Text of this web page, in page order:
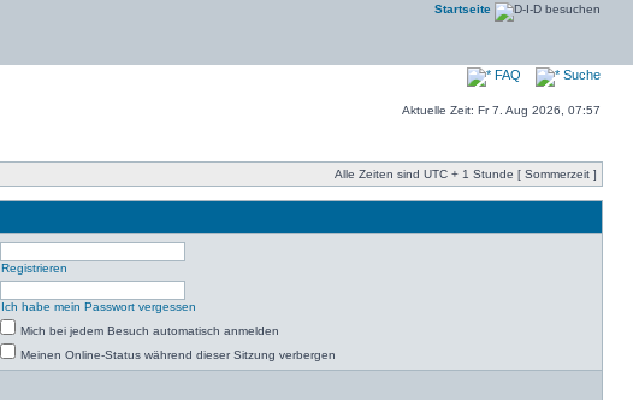
Startseite
FAQ Suche
Aktuelle Zeit: Fr 7. Aug 2026, 07:57
Alle Zeiten sind UTC + 1 Stunde [ Sommerzeit ]
Registrieren
Ich habe mein Passwort vergessen
Mich bei jedem Besuch automatisch anmelden
Meinen Online-Status während dieser Sitzung verbergen